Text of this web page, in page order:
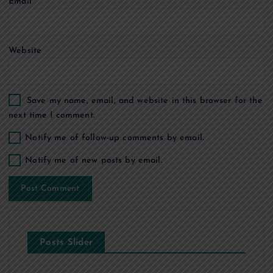
Website
Save my name, email, and website in this browser for the
next time I comment.
Notify me of follow-up comments by email.
Notify me of new posts by email.
Posts Slider